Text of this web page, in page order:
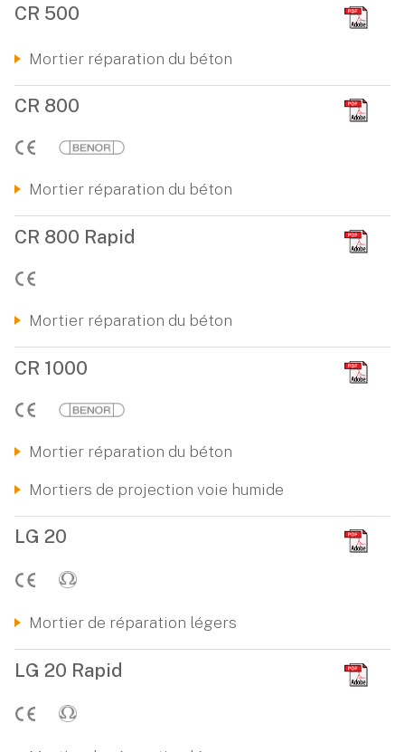
CR 500
Mortier réparation du béton
CR 800
Mortier réparation du béton
CR 800 Rapid
Mortier réparation du béton
CR 1000
Mortier réparation du béton
Mortiers de projection voie humide
LG 20
Mortier de réparation légers
LG 20 Rapid